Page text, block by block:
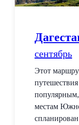
сентябрь
Этот
местам